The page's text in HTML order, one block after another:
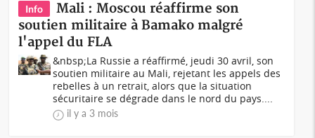
Info
Mali : Moscou réaffirme son
soutien militaire à Bamako malgré
l'appel du FLA
&nbsp;La Russie a réaffirmé, jeudi 30 avril, son
soutien militaire au Mali, rejetant les appels des
rebelles à un retrait, alors que la situation
sécuritaire se dégrade dans le nord du pays....
il y a 3 mois